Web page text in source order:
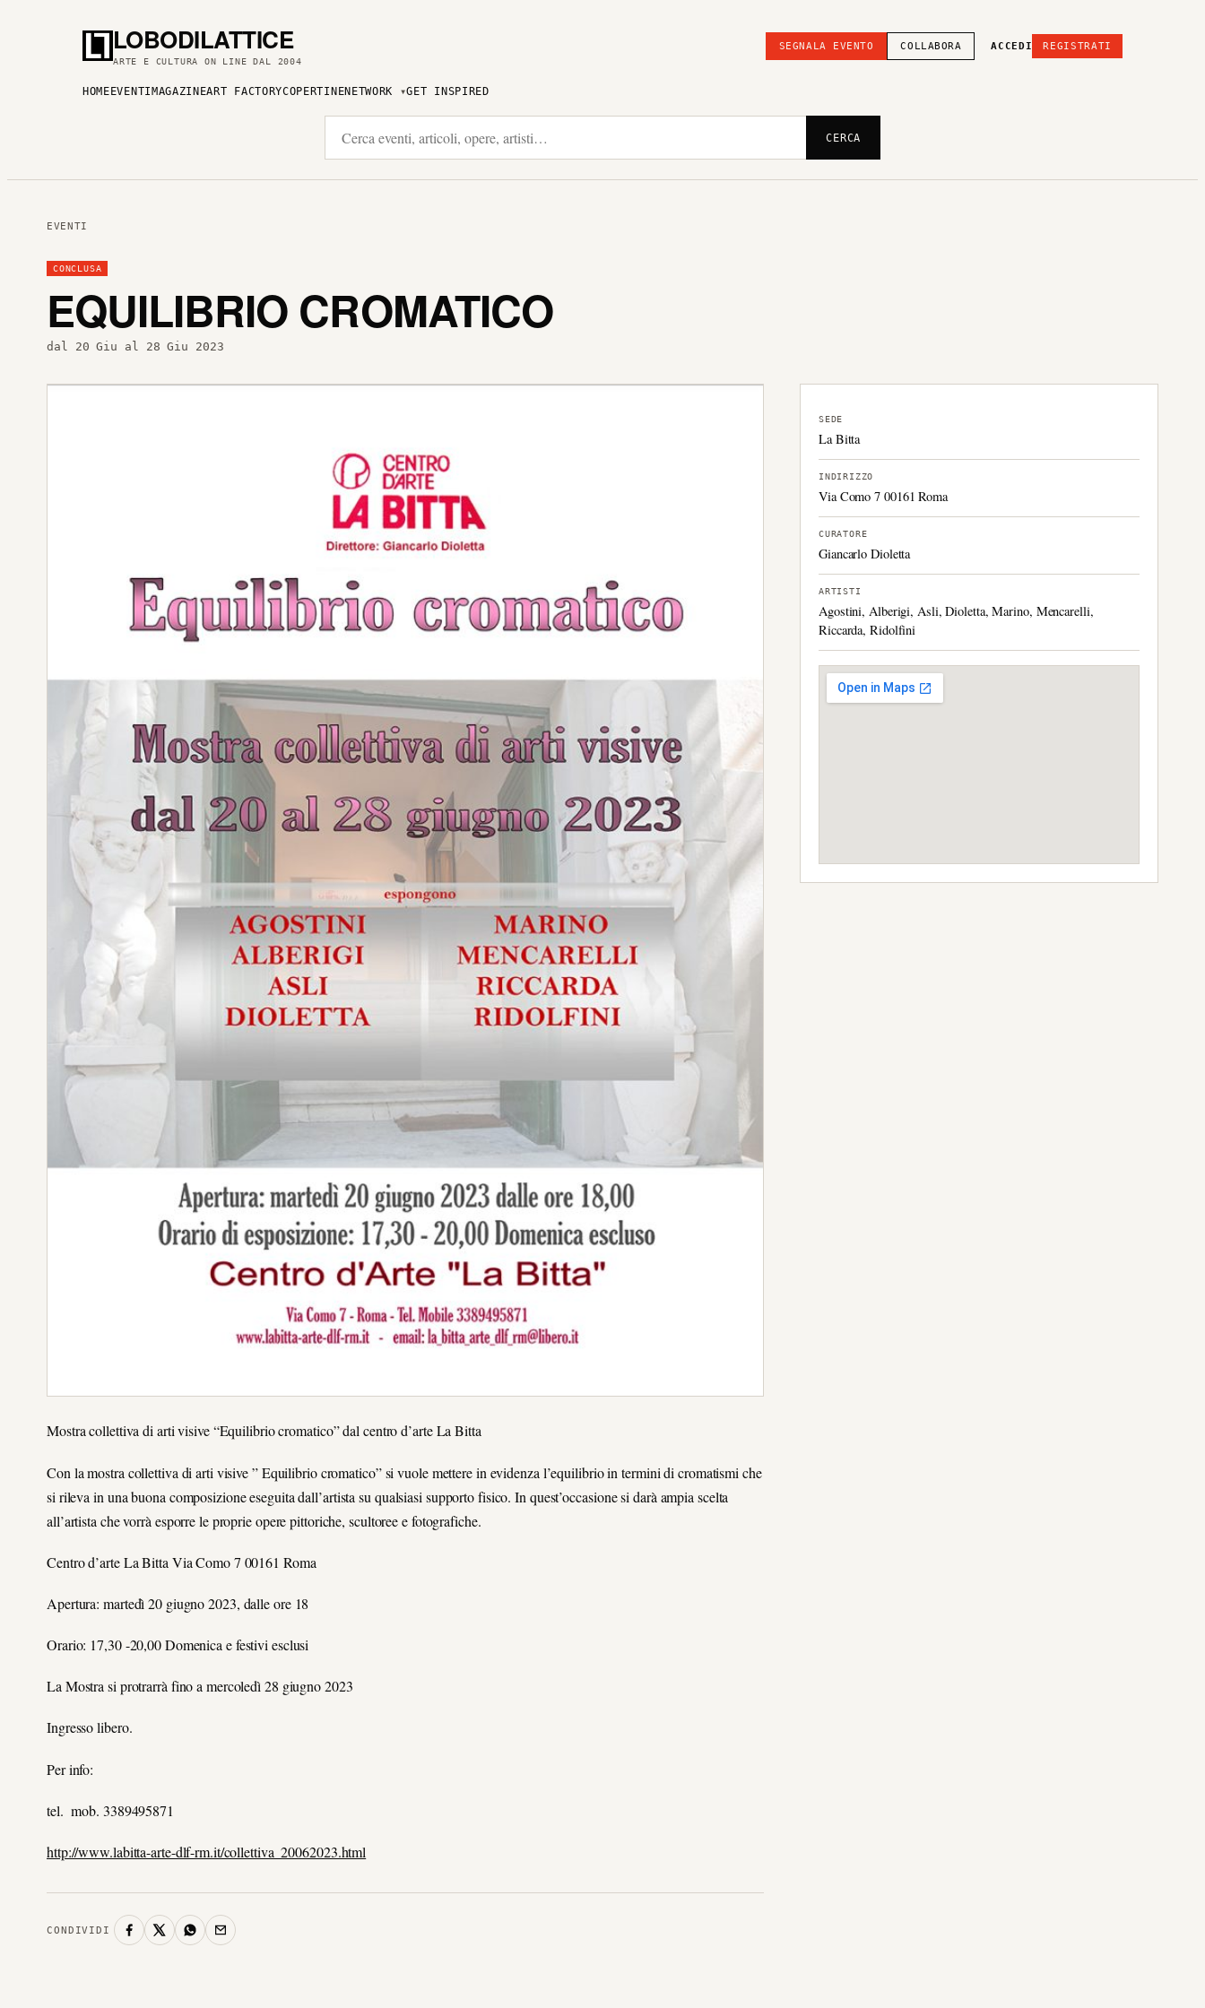
LOBODILATTICE
ARTE E CULTURA ON LINE DAL 2004
SEGNALA EVENTO COLLABORA ACCEDI REGISTRATI
HOME EVENTI MAGAZINEART FACTORYCOPERTINENETWORK GET INSPIRED
CERCA
EVENTI
CONCLUSA
EQUILIBRIO CROMATICO
dal 20 Giu al 28 Giu 2023
Mostra collettiva di arti visive “Equilibrio cromatico” dal centro d’arte La Bitta
Con la mostra collettiva di arti visive ” Equilibrio cromatico” si vuole mettere in evidenza l’equilibrio in termini di cromatismi che
si rileva in una buona composizione eseguita dall’artista su qualsiasi supporto fisico. In quest’occasione si darà ampia scelta
all’artista che vorrà esporre le proprie opere pittoriche, scultoree e fotografiche.
Centro d’arte La Bitta Via Como 7 00161 Roma
Apertura: martedì 20 giugno 2023, dalle ore 18
Orario: 17,30 -20,00 Domenica e festivi esclusi
La Mostra si protrarrà fino a mercoledì 28 giugno 2023
Ingresso libero.
Per info:
tel. mob. 3389495871
http://www.labitta-arte-dlf-rm.it/collettiva_20062023.html
CONDIVIDI
SEDE
La Bitta
INDIRIZZO
Via Como 7 00161 Roma
CURATORE
Giancarlo Dioletta
ARTISTI
Agostini, Alberigi, Asli, Dioletta, Marino, Mencarelli,
Riccarda, Ridolfini